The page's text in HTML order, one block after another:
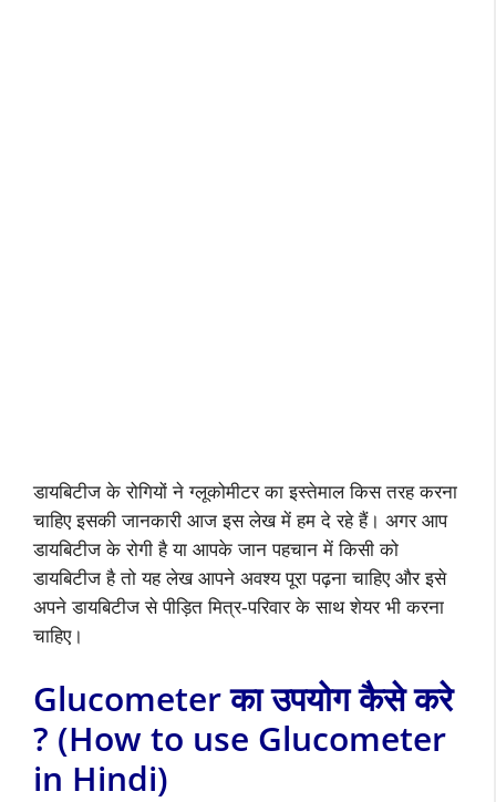
डायबिटीज के रोगियों ने ग्लूकोमीटर का इस्तेमाल किस तरह करना
चाहिए इसकी जानकारी आज इस लेख में हम दे रहे हैं। अगर आप
डायबिटीज के रोगी है या आपके जान पहचान में किसी को
डायबिटीज है तो यह लेख आपने अवश्य पूरा पढ़ना चाहिए और इसे
अपने डायबिटीज से पीड़ित मित्र-परिवार के साथ शेयर भी करना
चाहिए।
Glucometer का उपयोग कैसे करे
? (How to use Glucometer
in Hindi)